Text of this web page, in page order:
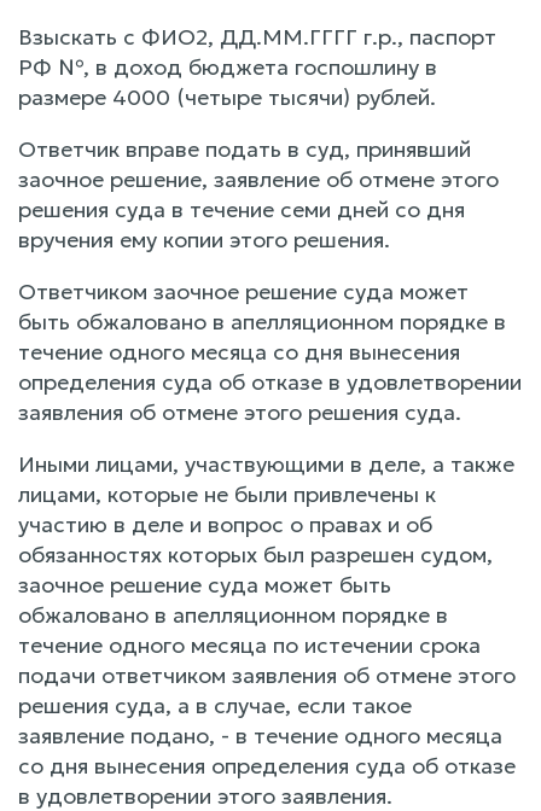
Взыскать с ФИО2, ДД.ММ.ГГГГ г.р., паспорт
РФ №, в доход бюджета госпошлину в
размере 4000 (четыре тысячи) рублей.
Ответчик вправе подать в суд, принявший
заочное решение, заявление об отмене этого
решения суда в течение семи дней со дня
вручения ему копии этого решения.
Ответчиком заочное решение суда может
быть обжаловано в апелляционном порядке в
течение одного месяца со дня вынесения
определения суда об отказе в удовлетворении
заявления об отмене этого решения суда.
Иными лицами, участвующими в деле, а также
лицами, которые не были привлечены к
участию в деле и вопрос о правах и об
обязанностях которых был разрешен судом,
заочное решение суда может быть
обжаловано в апелляционном порядке в
течение одного месяца по истечении срока
подачи ответчиком заявления об отмене этого
решения суда, а в случае, если такое
заявление подано, - в течение одного месяца
со дня вынесения определения суда об отказе
в удовлетворении этого заявления.